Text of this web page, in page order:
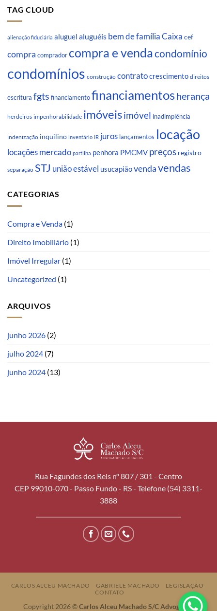
TAG CLOUD
alienação fiduciária aluguel aluguéis bem de família Caixa cef
compra comprador compra e vendacondomínio
condomínios construção contratocrescimento direitos
escritura fgts financiamentofinanciamentosherança
herdeiros impenhorabilidade imóveisimóvel inadimplência
indenização inquilino inventário IR juros lançamentos locação
locações mercado partilha penhora PMCMV preços registro
separação STJ união estável usucapiãovendavendas
CATEGORIAS
Compra e Venda (1)
Direito Imobiliário (1)
Imóvel Irregular (1)
Uncategorized (1)
ARQUIVOS
junho 2026 (2)
julho 2024 (7)
junho 2024 (13)
Rua Fagundes dos Reis nº 807 / 301 - Centro
CEP 99010-070 - Passo Fundo - RS - Telefone (54) 3311-
3888
CARLOS ALCEU MACHADO GABRIELE MACHADO
LEGISLAÇÃO
CONTATO
Copyright 2026 ©Carlos Alceu Machado S/C Advogados